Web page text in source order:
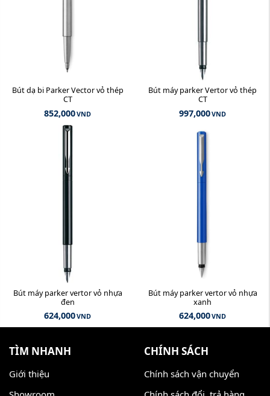
Bút dạ bi Parker Vector vỏ thép
CT
852,000VND
Bút máy parker Vertor vỏ thép
CT
997,000VND
Bút máy parker vertor vỏ nhựa
đen
624,000VND
Bút máy parker vertor vỏ nhựa
xanh
624,000VND
TÌM NHANH
Giới thiệu
CHÍNH SÁCH
Chính sách vận chuyển